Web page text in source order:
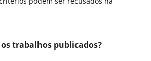
os trabalhos publicados?